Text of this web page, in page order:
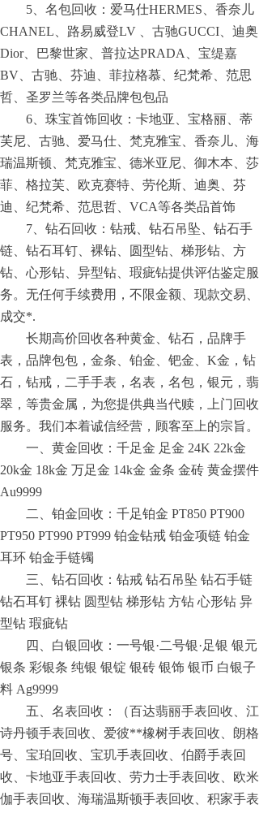
5、名包回收：爱马仕HERMES、香奈儿
CHANEL、路易威登LV 、古驰GUCCI、迪奥
Dior、巴黎世家、普拉达PRADA、宝缇嘉
BV、古驰、芬迪、菲拉格慕、纪梵希、范思
哲、圣罗兰等各类品牌包包品
6、珠宝首饰回收：卡地亚、宝格丽、蒂
芙尼、古驰、爱马仕、梵克雅宝、香奈儿、海
瑞温斯顿、梵克雅宝、德米亚尼、御木本、莎
菲、格拉芙、欧克赛特、劳伦斯、迪奥、芬
迪、纪梵希、范思哲、VCA等各类品首饰
7、钻石回收：钻戒、钻石吊坠、钻石手
链、钻石耳钉、裸钻、圆型钻、梯形钻、方
钻、心形钻、异型钻、瑕疵钻提供评估鉴定服
务。无任何手续费用，不限金额、现款交易、
成交*.
长期高价回收各种黄金、钻石，品牌手
表，品牌包包，金条、铂金、钯金、K金，钻
石，钻戒，二手手表，名表，名包，银元，翡
翠，等贵金属，为您提供典当代赎，上门回收
服务。我们本着诚信经营，顾客至上的宗旨。
一、黄金回收：千足金 足金 24K 22k金
20k金 18k金 万足金 14k金 金条 金砖 黄金摆件
Au9999
二、铂金回收：千足铂金 PT850 PT900
PT950 PT990 PT999 铂金钻戒 铂金项链 铂金
耳环 铂金手链镯
三、钻石回收：钻戒 钻石吊坠 钻石手链
钻石耳钉 裸钻 圆型钻 梯形钻 方钻 心形钻 异
型钻 瑕疵钻
四、白银回收：一号银·二号银·足银 银元
银条 彩银条 纯银 银锭 银砖 银饰 银币 白银子
料 Ag9999
五、名表回收：（百达翡丽手表回收、江
诗丹顿手表回收、爱彼**橡树手表回收、朗格
号、宝珀回收、宝玑手表回收、伯爵手表回
收、卡地亚手表回收、劳力士手表回收、欧米
伽手表回收、海瑞温斯顿手表回收、积家手表